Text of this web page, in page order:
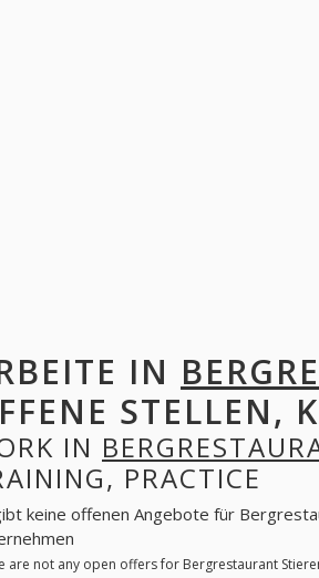
IN
STELLEN,
IN
PRACTICE
keine offenen Angebote für
are not any open offers for Bergrestaurant